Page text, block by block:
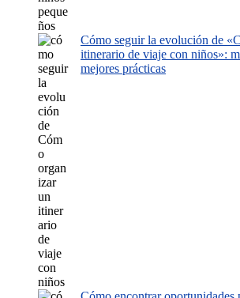
Cómo seguir la evolución de
itinerario de viaje con niños»:
mejores prácticas